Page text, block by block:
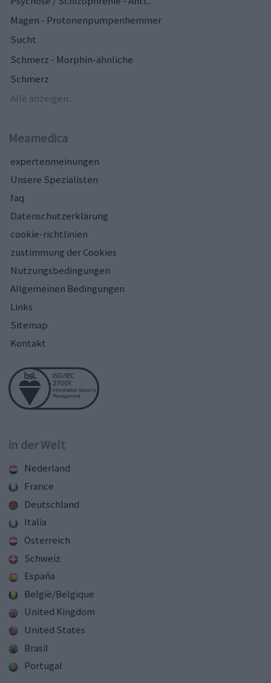
Magen - Protonenpumpenhemmer
Sucht
Schmerz - Morphin-ähnliche
Schmerz
Alle anzeigen...
Meamedica
expertenmeinungen
Unsere Spezialisten
faq
Datenschutzerklärung
cookie-richtlinien
zustimmung der Cookies
Nutzungsbedingungen
Allgemeinen Bedingungen
Links
Sitemap
Kontakt
in der Welt
Nederland
France
Deutschland
Italia
Österreich
Schweiz
España
België/Belgique
United Kingdom
United States
Brasil
Portugal